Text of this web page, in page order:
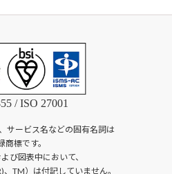
/ ISO 27001
サービス名などの固有名詞は
商標です。
び図表中において、
TM）は付記していません。